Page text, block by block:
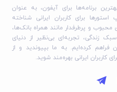
و فضای آرامش‌بخش بازی نیز
بتوانند به‌راحتی از آن لذت
علاقه دارید و دوست دارید
حل مسئله خود را نیز تقویت
متفاوت و سرگرم‌کننده روی
برنامه‌ها برای آیفون، به عنوان
برای کاربران ایرانی شناخته
و پرطرفدار مانند همراه بانک‌ها،
زندگی، تجربه‌ای بی‌نظیر از دنیای
فراهم کرده‌ایم. به ما بپیوندید و از
کاربران ایرانی بهره‌مند شوید.